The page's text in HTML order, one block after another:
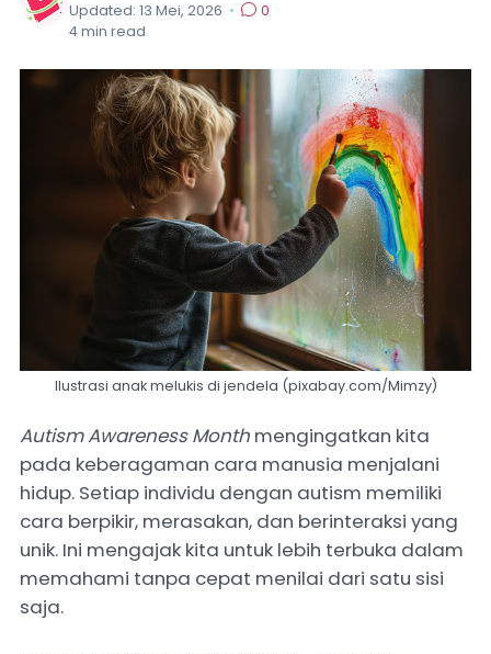
Updated: 13 Mei, 2026 •
0
4min read
Ilustrasi anak melukis di jendela (pixabay.com/Mimzy)
Autism Awareness Month mengingatkan kita
pada keberagaman cara manusia menjalani
hidup. Setiap individu dengan autism memiliki
cara berpikir, merasakan, dan berinteraksi yang
unik. Ini mengajak kita untuk lebih terbuka dalam
memahami tanpa cepat menilai dari satu sisi
saja.